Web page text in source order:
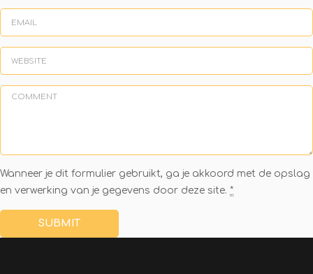
Wanneer je dit formulier gebruikt, ga je akkoord met de opslag
en verwerking van je gegevens door deze site. *